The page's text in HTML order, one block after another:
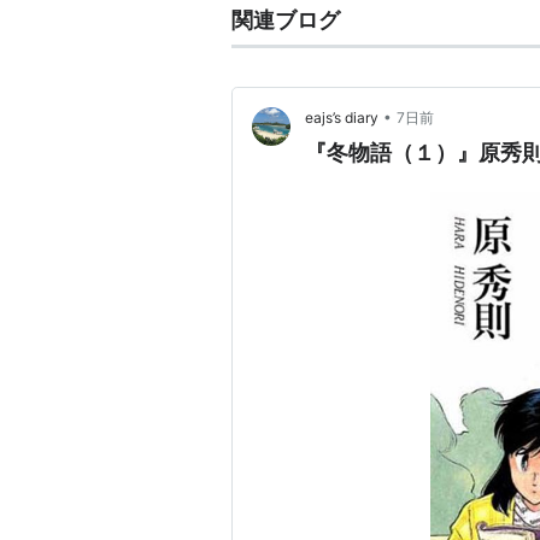
関連ブログ
eajs’s diary • 7日前
『冬物語（１）』原秀